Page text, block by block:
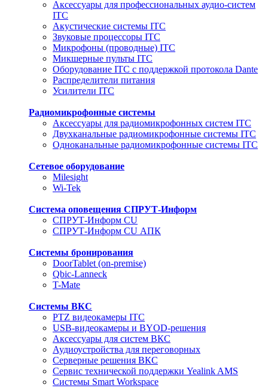
Аксессуары для профессиональных аудио-систем
ITC
Акустические системы ITC
Звуковые процессоры ITC
Микрофоны (проводные) ITC
Микшерные пульты ITC
Оборудование ITC с поддержкой протокола Dante
Распределители питания
Усилители ITC
Радиомикрофонные системы
Аксессуары для радиомикрофонных систем ITC
Двухканальные радиомикрофонные системы ITC
Одноканальные радиомикрофонные системы ITC
Сетевое оборудование
Milesight
Wi-Tek
Система оповещения СПРУТ-Информ
СПРУТ-Информ CU
СПРУТ-Информ CU АПК
Системы бронирования
DoorTablet (on-premise)
Qbic-Lanneck
T-Mate
Системы ВКС
PTZ видеокамеры ITC
USB-видеокамеры и BYOD-решения
Аксессуары для систем ВКС
Аудиоустройства для переговорных
Серверные решения ВКС
Сервис технической поддержки Yealink AMS
Системы Smart Workspace